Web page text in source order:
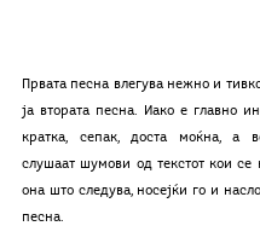
Првата песна влегува нежно и
ја втората песна. Иако е главно
кратка, сепак, доста моќна, а
слушаат шумови од текстот кои се
она што следува, носејќи го и
песна.